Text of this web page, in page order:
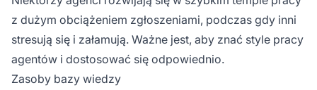
z dużym obciążeniem zgłoszeniami, podczas gdy inni
stresują się i załamują. Ważne jest, aby znać style pracy
agentów i dostosować się odpowiednio.
Zasoby bazy wiedzy